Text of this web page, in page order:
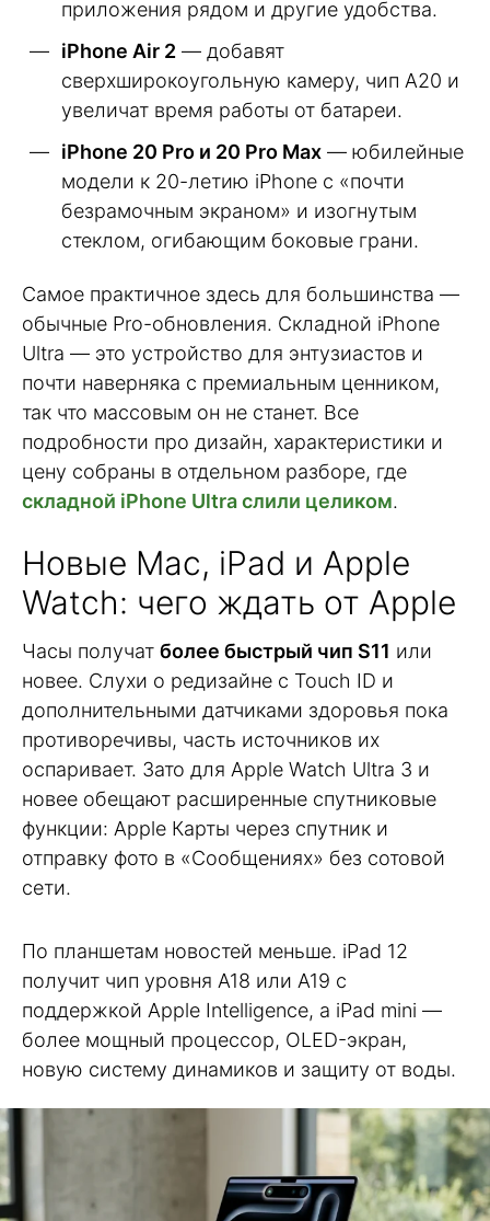
приложения рядом и другие удобства.
iPhone Air 2 — добавят
сверхширокоугольную камеру, чип A20 и
увеличат время работы от батареи.
iPhone 20 Pro и 20 Pro Max — юбилейные
модели к 20-летию iPhone с «почти
безрамочным экраном» и изогнутым
стеклом, огибающим боковые грани.
Самое практичное здесь для большинства —
обычные Pro-обновления. Складной iPhone
Ultra — это устройство для энтузиастов и
почти наверняка с премиальным ценником,
так что массовым он не станет. Все
подробности про дизайн, характеристики и
цену собраны в отдельном разборе, где
складной iPhone Ultra слили целиком.
Новые Mac, iPad и Apple
Watch: чего ждать от Apple
Часы получат более быстрый чип S11 или
новее. Слухи о редизайне с Touch ID и
дополнительными датчиками здоровья пока
противоречивы, часть источников их
оспаривает. Зато для Apple Watch Ultra 3 и
новее обещают расширенные спутниковые
функции: Apple Карты через спутник и
отправку фото в «Сообщениях» без сотовой
сети.
По планшетам новостей меньше. iPad 12
получит чип уровня A18 или A19 с
поддержкой Apple Intelligence, а iPad mini —
более мощный процессор, OLED-экран,
новую систему динамиков и защиту от воды.